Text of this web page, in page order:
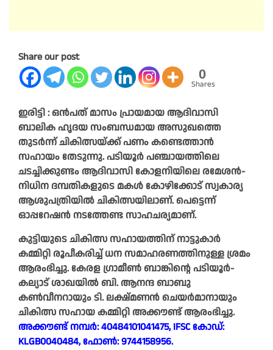
Share our post
0
Shares
ഇരിട്ടി : ഒൻപത്‌ മാസം പ്രായമായ ആദിവാസി
ബാലിക ഹൃദയ സംബന്ധമായ അസുഖത്തെ
തുടർന്ന് ചികിത്സയ്ക്ക് പണം കണ്ടെത്താൻ
സഹായം തേടുന്നു. പടിയൂർ പഞ്ചായത്തിലെ
ചടച്ചിക്കുണ്ടം ആദിവാസി കോളനിയിലെ രമേശൻ-
നിധിന ദമ്പതികളുടെ മകൾ കോഴിക്കോട് സ്വകാര്യ
ആശുപത്രിയിൽ ചികിത്സയിലാണ്. പെട്ടെന്ന്
ഓപ്പറേഷൻ നടത്തേണ്ട സാഹചര്യമാണ്.
കുട്ടിയുടെ ചികിത്സ സഹായത്തിന് നാട്ടുകാർ
കമ്മിറ്റി രൂപീകരിച്ച് ധന സമാഹരണത്തിനുള്ള ശ്രമം
ആരംഭിച്ചു. കേരള ഗ്രാമീൺ ബാങ്കിന്റെ പടിയൂർ-
കല്യാട് ശാഖയിൽ ബി. ആനന്ദ ബാബു
കൺവീനറായും ടി. ലക്ഷ്മണൻ ചെയർമാനായും
ചികിത്സ സഹായ കമ്മിറ്റി അക്കൗണ്ട് ആരംഭിച്ചു.
അക്കൗണ്ട് നമ്പർ: 40484101041475, IFSC കോഡ്:
KLGB0040484, ഫോൺ: 9744158956.